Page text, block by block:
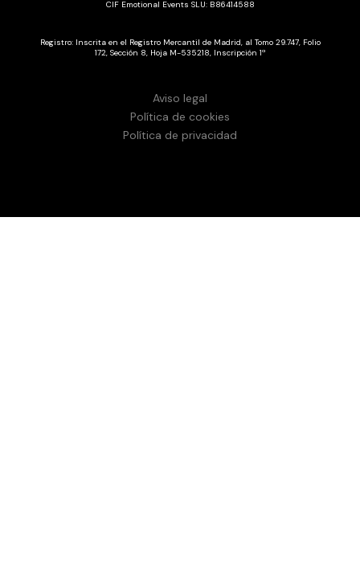
CIF Emotional Events SLU: B86414588
Registro: Inscrita en el Registro Mercantil de Madrid, al Tomo 29.747, Folio
172, Sección 8, Hoja M-535218, Inscripción 1ª
Aviso legal
Política de cookies
Política de privacidad